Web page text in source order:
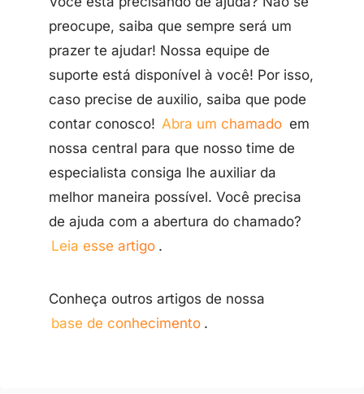
preocupe, saiba que sempre será um
prazer te ajudar! Nossa equipe de
suporte está disponível à você! Por isso,
caso precise de auxilio, saiba que pode
contar conosco! Abra um chamado em
nossa central para que nosso time de
especialista consiga lhe auxiliar da
melhor maneira possível. Você precisa
de ajuda com a abertura do chamado?
Leia esse artigo .
Conheça outros artigos de nossa
base de conhecimento .